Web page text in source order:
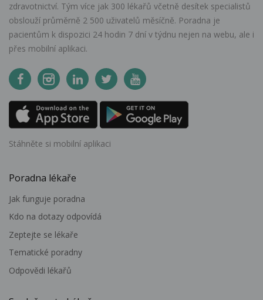
zdravotnictví. Tým více jak 300 lékařů včetně desítek specialistů
obslouží průměrně 2 500 uživatelů měsíčně. Poradna je
pacientům k dispozici 24 hodin 7 dní v týdnu nejen na webu, ale i
přes mobilní aplikaci.
Stáhněte si mobilní aplikaci
Poradna lékaře
Jak funguje poradna
Kdo na dotazy odpovídá
Zeptejte se lékaře
Tematické poradny
Odpovědi lékařů